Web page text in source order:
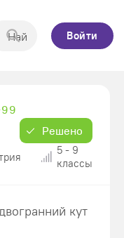
Войти
Решено
5 - 9
классы
кут